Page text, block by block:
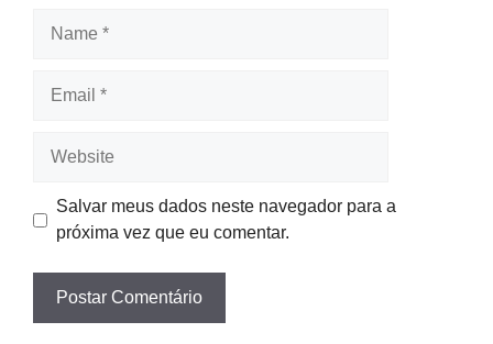
Salvar meus dados neste navegador para a
próxima vez que eu comentar.